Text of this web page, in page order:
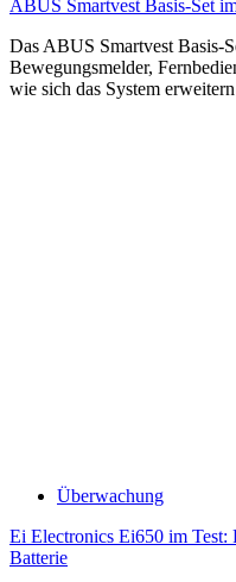
ABUS Smartvest Basis-Set
Das ABUS Smartvest Basis-
Bewegungsmelder,
wie sich das System erweitern
Überwachung
Ei Electronics Ei650 im Test:
Batterie